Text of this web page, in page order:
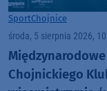
SportChojnice
środa, 5 sierpnia 2026,
Chojnickiego